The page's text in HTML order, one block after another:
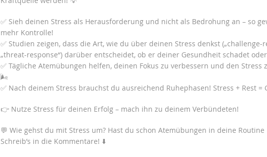
✅ Sieh deinen Stress als Herausforderung und nicht als Bedrohung an – so
mehr Kontrolle!
✅ Studien zeigen, dass die Art, wie du über deinen Stress denkst („challenge-
„threat-response“) darüber entscheidet, ob er deiner Gesundheit schadet
✅ Tägliche Atemübungen helfen, deinen Fokus zu verbessern und den Stress
🌬️
✅ Nach deinem Stress brauchst du ausreichend Ruhephasen! Stress + Rest =
👉 Nutze Stress für deinen Erfolg – mach ihn zu deinem Verbündeten!
💬 Wie gehst du mit Stress um? Hast du schon Atemübungen in deine
Schreib’s in die Kommentare! ⬇️